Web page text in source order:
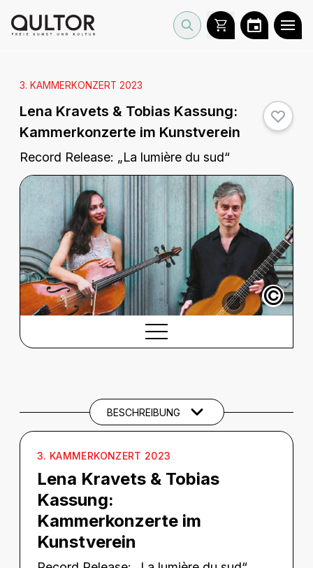
3. KAMMERKONZERT 2023
Lena Kravets & Tobias Kassung:
Kammerkonzerte im Kunstverein
Record Release: „La lumière du sud“
©
BESCHREIBUNG
3. KAMMERKONZERT 2023
Lena Kravets & Tobias
Kassung:
Kammerkonzerte im
Kunstverein